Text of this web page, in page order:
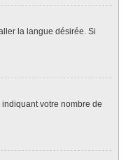
la langue désirée. Si
indiquant votre nombre de